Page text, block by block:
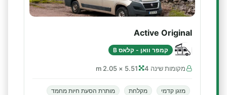
Active Original
קמפר וואן - קלאס B
מקומות שינה 4 5.51 × 2.05 m
מזגן קדמי מקלחת
מותרת הסעת חיות מחמד